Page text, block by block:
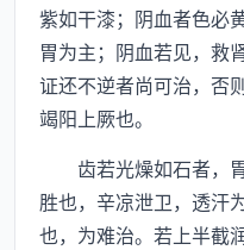
紫如干漆；阴血者色必
胃为主；阴血若见，救
证还不逆者尚可治，否
竭阳上厥也。
齿若光燥如石者，胃
胜也，辛凉泄卫，透汗
也，为难治。若上半截